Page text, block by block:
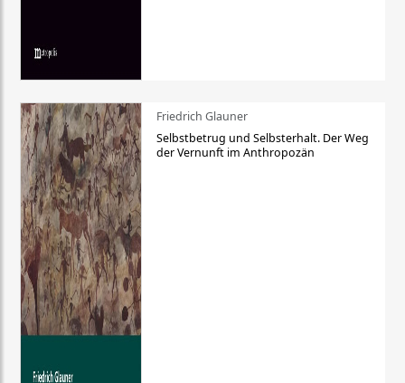
Friedrich Glauner
Selbstbetrug und Selbsterhalt. Der Weg
der Vernunft im Anthropozän